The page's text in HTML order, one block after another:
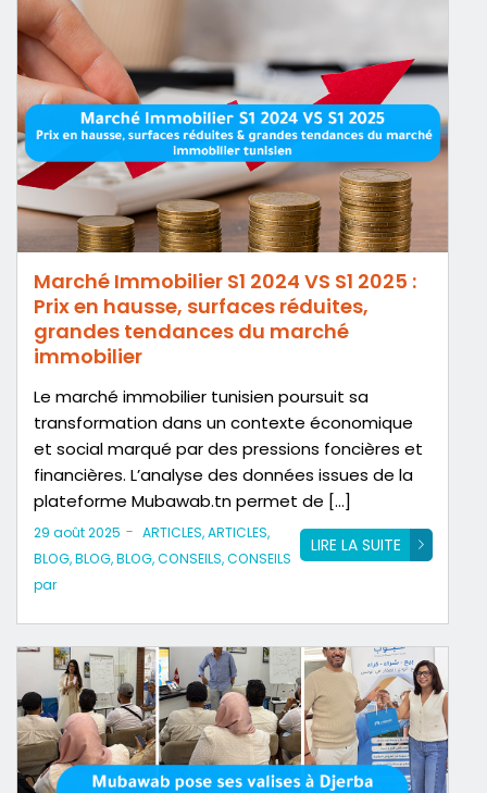
Marché Immobilier S1 2024 VS S1 2025 :
Prix en hausse, surfaces réduites,
grandes tendances du marché
immobilier
Le marché immobilier tunisien poursuit sa
transformation dans un contexte économique
et social marqué par des pressions foncières et
financières. L’analyse des données issues de la
plateforme Mubawab.tn permet de […]
LIRE LA SUITE
29 août 2025 - ARTICLES,ARTICLES,
BLOG,BLOG,BLOG,CONSEILS,CONSEILS
par